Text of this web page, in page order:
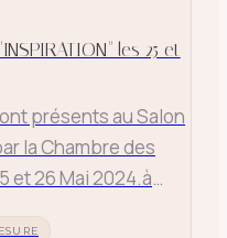
les 25 et
présents au Salon
la Chambre des
et 26 Mai 2024.à